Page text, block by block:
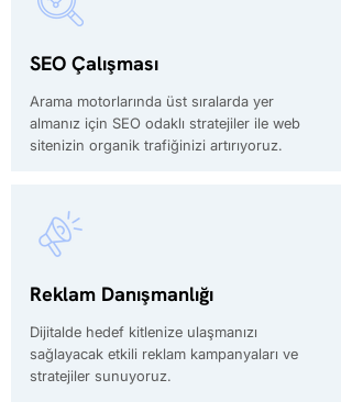
SEO Çalışması
Arama motorlarında üst sıralarda yer
almanız için SEO odaklı stratejiler ile web
sitenizin organik trafiğinizi artırıyoruz.
Reklam Danışmanlığı
Dijitalde hedef kitlenize ulaşmanızı
sağlayacak etkili reklam kampanyaları ve
stratejiler sunuyoruz.